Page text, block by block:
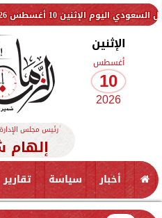
2026 في البنوك
الإثنين
أغسطس
10
2026
رئيس مجلس
أخبار سياسة تقارير